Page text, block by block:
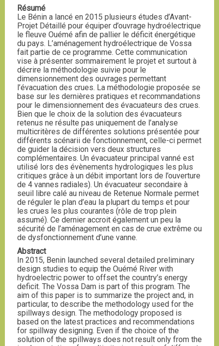
Résumé
Le Bénin a lancé en 2015 plusieurs études d’Avant-
Projet Détaillé pour équiper d’ouvrage hydroélectrique
le fleuve Ouémé afin de pallier le déficit énergétique
du pays. L’aménagement hydroélectrique de Vossa
fait partie de ce programme. Cette communication
vise à présenter sommairement le projet et surtout à
décrire la méthodologie suivie pour le
dimensionnement des ouvrages permettant
l’évacuation des crues. La méthodologie proposée se
base sur les dernières pratiques et recommandations
pour le dimensionnement des évacuateurs des crues.
Bien que le choix de la solution des évacuateurs
retenus ne résulte pas uniquement de l’analyse
multicritères de différentes solutions présentée pour
différents scénarii de fonctionnement, celle-ci permet
de guider la décision vers deux structures
complémentaires. Un évacuateur principal vanné est
utilisé lors des évènements hydrologiques les plus
critiques grâce à un débit important lors de l’ouverture
de 4 vannes radiales). Un évacuateur secondaire à
seuil libre calé au niveau de Retenue Normale permet
de réguler le plan d’eau la plupart du temps et pour
les crues les plus courantes (rôle de trop plein
assumé). Ce dernier accroit également un peu la
sécurité de l’aménagement en cas de crue extrême ou
de dysfonctionnement d’une vanne.
Abstract
In 2015, Benin launched several detailed preliminary
design studies to equip the Ouémé River with
hydroelectric power to offset the country’s energy
deficit. The Vossa Dam is part of this program. The
aim of this paper is to summarize the project and, in
particular, to describe the methodology used for the
spillways design. The methodology proposed is
based on the latest practices and recommendations
for spillway designing. Even if the choice of the
solution of the spillways does not result only from the